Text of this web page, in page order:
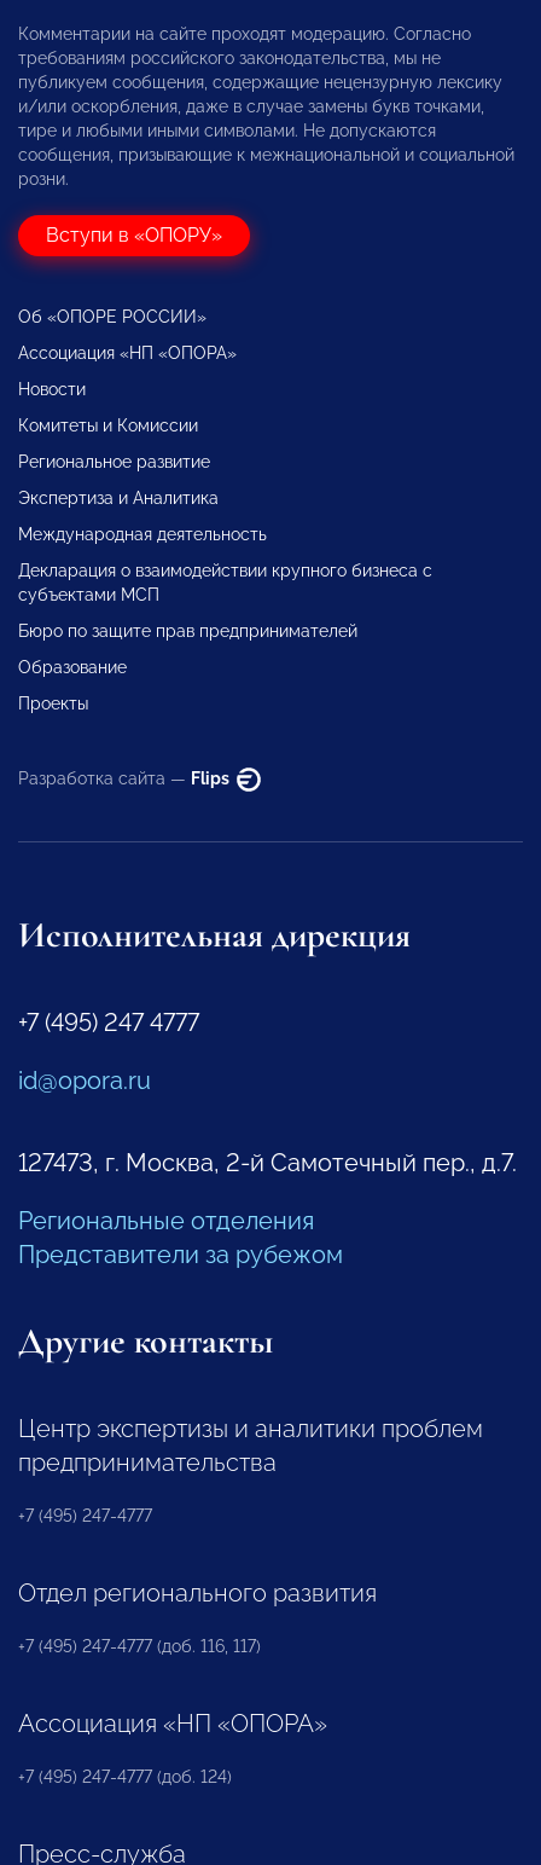
Комментарии на сайте проходят модерацию. Согласно
требованиям российского законодательства, мы не
публикуем сообщения, содержащие нецензурную лексику
и/или оскорбления, даже в случае замены букв точками,
тире и любыми иными символами. Не допускаются
сообщения, призывающие к межнациональной и социальной
розни.
Вступи в «ОПОРУ»
Об «ОПОРЕ РОССИИ»
Ассоциация «НП «ОПОРА»
Новости
Комитеты и Комиссии
Региональное развитие
Экспертиза и Аналитика
Международная деятельность
Декларация о взаимодействии крупного бизнеса с
субъектами МСП
Бюро по защите прав предпринимателей
Образование
Проекты
Разработка сайта — Flips
Исполнительная дирекция
+7 (495) 247 4777
id@opora.ru
127473, г. Москва, 2-й Самотечный пер., д.7.
Региональные отделения
Представители за рубежом
Другие контакты
Центр экспертизы и аналитики проблем
предпринимательства
+7 (495) 247-4777
Отдел регионального развития
+7 (495) 247-4777 (доб. 116, 117)
Ассоциация «НП «ОПОРА»
+7 (495) 247-4777 (доб. 124)
Пресс-служба